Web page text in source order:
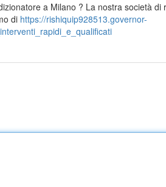
a Milano ? La nostra società
di https://rishiquip928513.governor-